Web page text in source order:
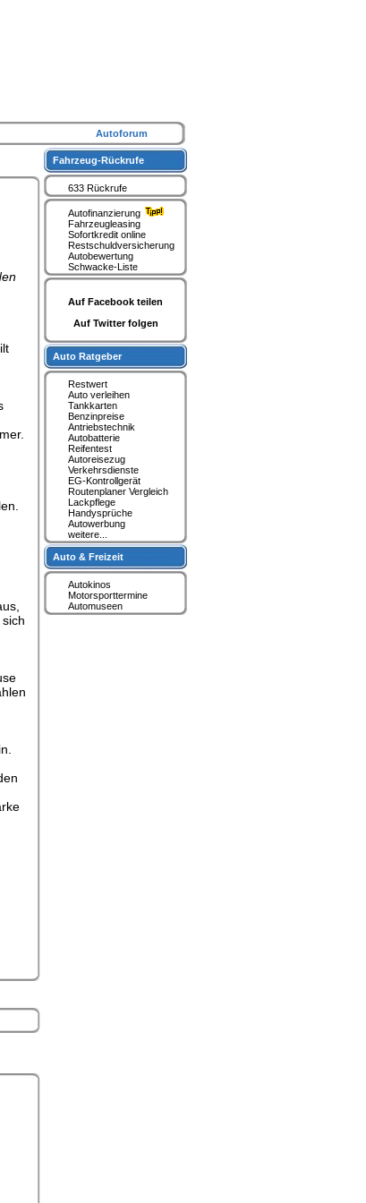
Fahrzeug-Rückrufe
633 Rückrufe
Autofinanzierung
Fahrzeugleasing
Sofortkredit online
Restschuldversicherung
Autobewertung
Schwacke-Liste
Auf Facebook teilen
Auf Twitter folgen
Auto Ratgeber
Restwert
Auto verleihen
Tankkarten
Benzinpreise
Antriebstechnik
Autobatterie
Reifentest
Autoreisezug
Verkehrsdienste
EG-Kontrollgerät
Routenplaner Vergleich
Lackpflege
Handysprüche
Autowerbung
weitere...
Auto & Freizeit
Autokinos
Motorsporttermine
Automuseen
Autoforum